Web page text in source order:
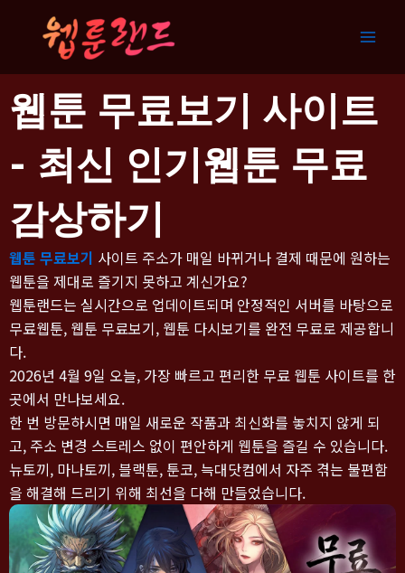
로
기
웹툰 무료보기 사이트
- 최신 인기웹툰 무료
감상하기
웹툰 무료보기 사이트 주소가 매일 바뀌거나 결제 때문에 원하는
웹툰을 제대로 즐기지 못하고 계신가요?
웹툰랜드는 실시간으로 업데이트되며 안정적인 서버를 바탕으로
무료웹툰, 웹툰 무료보기, 웹툰 다시보기를 완전 무료로 제공합니
다.
2026년 4월 9일 오늘, 가장 빠르고 편리한 무료 웹툰 사이트를 한
곳에서 만나보세요.
한 번 방문하시면 매일 새로운 작품과 최신화를 놓치지 않게 되
고, 주소 변경 스트레스 없이 편안하게 웹툰을 즐길 수 있습니다.
뉴토끼, 마나토끼, 블랙툰, 툰코, 늑대닷컴에서 자주 겪는 불편함
을 해결해 드리기 위해 최선을 다해 만들었습니다.